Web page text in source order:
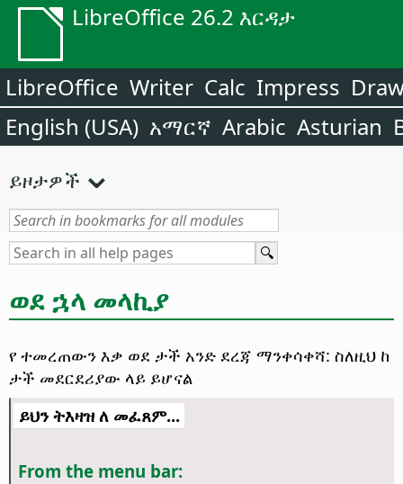
LibreOffice 26.2 እርዳታ
LibreOffice Writer Calc Impress
English (USA) አማርኛ Arabic Asturian
ይዞታዎች
ወደ ኋላ መላኪያ
የ ተመረጠውን እቃ ወደ ታች አንድ ደረጃ ማንቀሳቀሻ: ስለዚህ ከ
ታች መደርደሪያው ላይ ይሆናል
ይህን ትእዛዝ ለ መፈጸም...
From the menu bar: